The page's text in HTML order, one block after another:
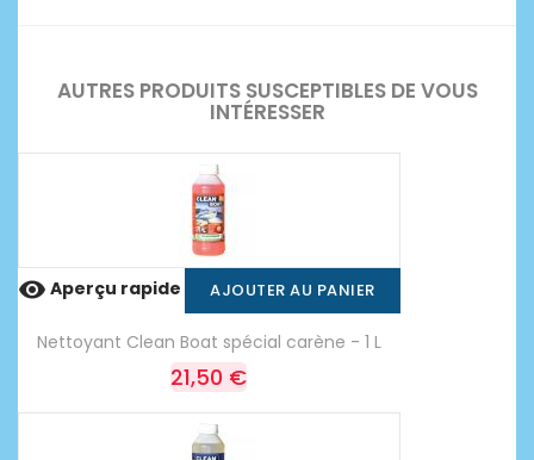
AUTRES PRODUITS SUSCEPTIBLES DE VOUS
INTÉRESSER
 Aperçu rapide AJOUTER AU PANIER
Nettoyant Clean Boat spécial carène - 1 L
21,50 €